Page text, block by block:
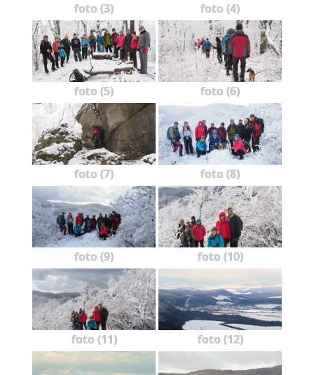
foto (3) foto (4)
foto (5) foto (6)
foto (7) foto (8)
foto (9) foto (10)
foto (11) foto (12)